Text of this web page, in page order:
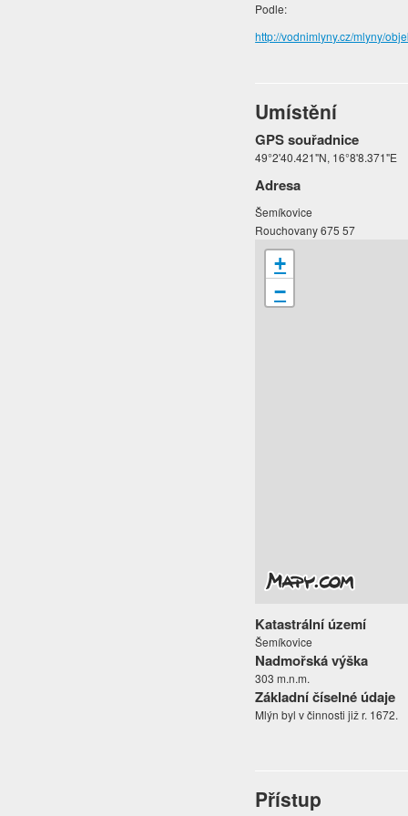
Podle:
http://vodnimlyny.cz/mlyny/
Umístění
GPS souřadnice
49°2'40.421"N, 16°8'8.371"E
Adresa
Šemíkovice
Rouchovany 675 57
+
−
Katastrální území
Šemíkovice
Nadmořská výška
303 m.n.m.
Základní číselné údaje
Mlýn byl v činnosti již r. 1672.
Přístup